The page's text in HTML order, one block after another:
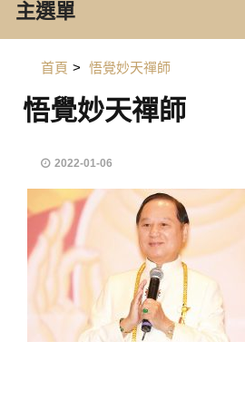
主選單
首頁 > 悟覺妙天禪師
悟覺妙天禪師
2022-01-06